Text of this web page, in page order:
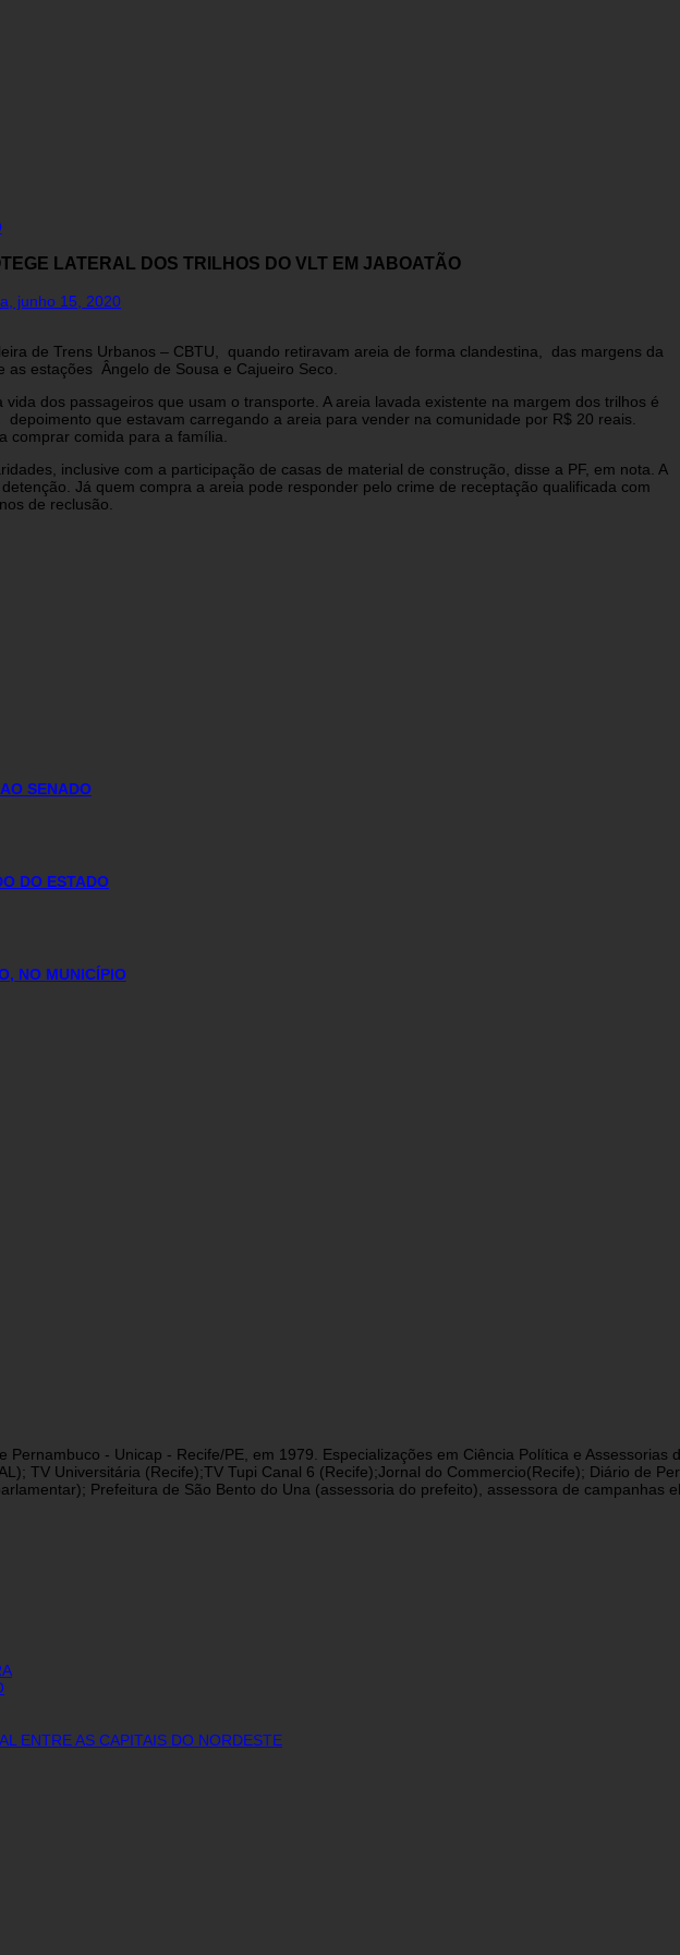
LATERAL DOS TRILHOS DO VLT EM JABOATÃO
junho 15, 2020
de Trens Urbanos – CBTU, quando retiravam areia de forma clandestina, das margens da
estações Ângelo de Sousa e Cajueiro Seco.
dos passageiros que usam o transporte. A areia lavada existente na margem dos trilhos é
que estavam carregando a areia para vender na comunidade por R$ 20 reais.
comprar comida para a família.
inclusive com a participação de casas de material de construção, disse a PF, em nota. A
Já quem compra a areia pode responder pelo crime de receptação qualificada com
de reclusão.
SENADO
DO ESTADO
NO MUNICÍPIO
- Unicap - Recife/PE, em 1979. Especializações em Ciência Política e
TV Universitária (Recife);TV Tupi Canal 6 (Recife);Jornal do Commercio(Recife); Diário de
Prefeitura de São Bento do Una (assessoria do prefeito), assessora de campanhas
ENTRE AS CAPITAIS DO NORDESTE